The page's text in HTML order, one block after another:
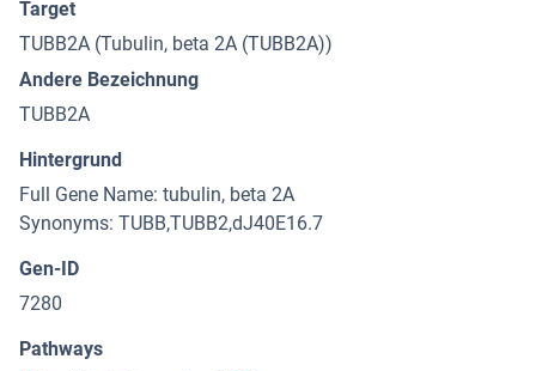
Target
TUBB2A (Tubulin, beta 2A (TUBB2A))
Andere Bezeichnung
TUBB2A
Hintergrund
Full Gene Name: tubulin, beta 2A
Synonyms: TUBB,TUBB2,dJ40E16.7
Gen-ID
7280
Pathways